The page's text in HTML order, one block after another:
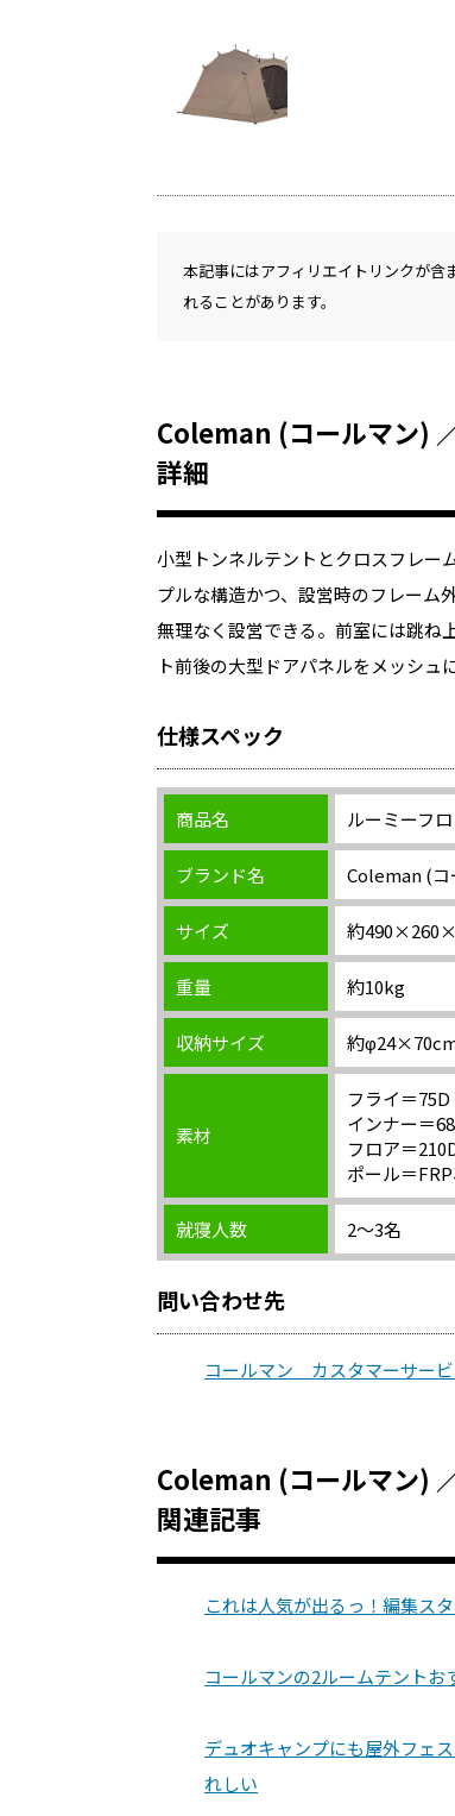
本記事にはアフィリエイトリンクが含
れることがあります。
Coleman (コールマン)
詳細
小型トンネルテントとクロスフレー
プルな構造かつ、設営時のフレーム
無理なく設営できる。前室には跳ね
ト前後の大型ドアパネルをメッシュ
仕様スペック
商品名 ルーミーフ
ブランド名 Coleman (コ
サイズ 約
重量 約10kg
収納サイズ 約
素材
フライ＝
インナー＝
フロア＝
ポール＝
就寝人数 2〜3名
問い合わせ先
コールマン カスタマーサー
Coleman (コールマン)
関連記事
これは人気が出るっ！編集ス
コールマンの2ルームテント
デュオキャンプにも屋外フェ
れしい